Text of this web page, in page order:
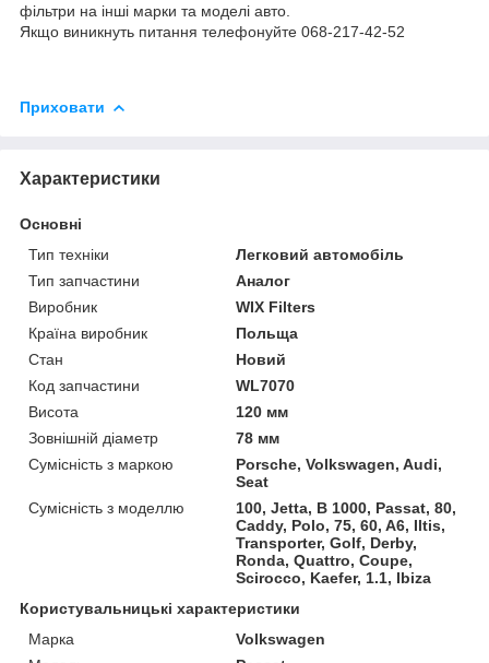
фільтри на інші марки та моделі авто.
Якщо виникнуть питання телефонуйте 068-217-42-52
Приховати
Характеристики
Основні
Тип техніки
Легковий автомобіль
Тип запчастини
Аналог
Виробник
WIX Filters
Країна виробник
Польща
Стан
Новий
Код запчастини
WL7070
Висота
120 мм
Зовнішній діаметр
78 мм
Сумісність з маркою
Porsche, Volkswagen, Audi,
Seat
Сумісність з моделлю
100, Jetta, B 1000, Passat, 80,
Caddy, Polo, 75, 60, A6, Iltis,
Transporter, Golf, Derby,
Ronda, Quattro, Coupe,
Scirocco, Kaefer, 1.1, Ibiza
Користувальницькі характеристики
Марка
Volkswagen